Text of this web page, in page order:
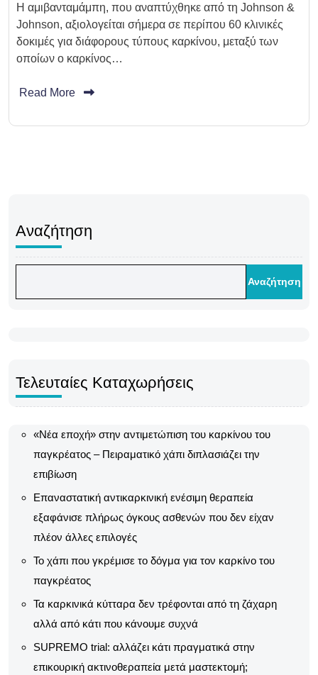
Η αμιβανταμάμπη, που αναπτύχθηκε από τη Johnson &
Johnson, αξιολογείται σήμερα σε περίπου 60 κλινικές
δοκιμές για διάφορους τύπους καρκίνου, μεταξύ των
οποίων ο καρκίνος…
Read More
Αναζήτηση
Αναζήτηση
Τελευταίες Καταχωρήσεις
«Νέα εποχή» στην αντιμετώπιση του καρκίνου του
παγκρέατος – Πειραματικό χάπι διπλασιάζει την
επιβίωση
Επαναστατική αντικαρκινική ενέσιμη θεραπεία
εξαφάνισε πλήρως όγκους ασθενών που δεν είχαν
πλέον άλλες επιλογές
Το χάπι που γκρέμισε το δόγμα για τον καρκίνο του
παγκρέατος
Τα καρκινικά κύτταρα δεν τρέφονται από τη ζάχαρη
αλλά από κάτι που κάνουμε συχνά
SUPREMO trial: αλλάζει κάτι πραγματικά στην
επικουρική ακτινοθεραπεία μετά μαστεκτομή;